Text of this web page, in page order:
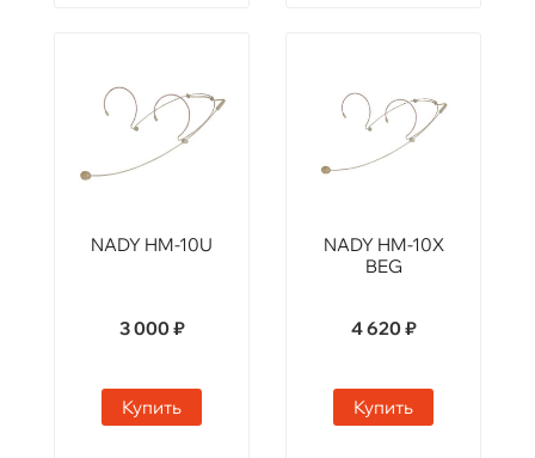
NADY HM-10U
3 000 ₽
Купить
NADY HM-10X
BEG
4 620 ₽
Купить